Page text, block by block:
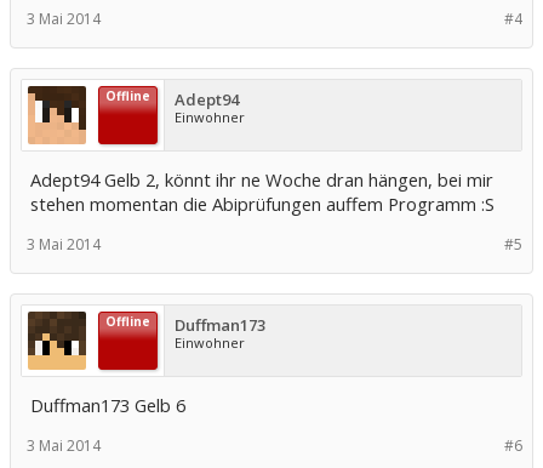
#4
3 Mai 2014
Offline Adept94
Einwohner
Adept94 Gelb 2, könnt ihr ne Woche dran hängen, bei mir
stehen momentan die Abiprüfungen auffem Programm :S
#5
3 Mai 2014
Offline Duffman173
Einwohner
Duffman173 Gelb 6
#6
3 Mai 2014